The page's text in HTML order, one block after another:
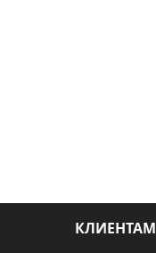
КЛИЕНТАМ